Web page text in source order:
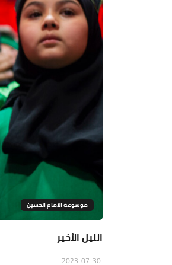
موسوعة الامام الحسين
الليل الأخير